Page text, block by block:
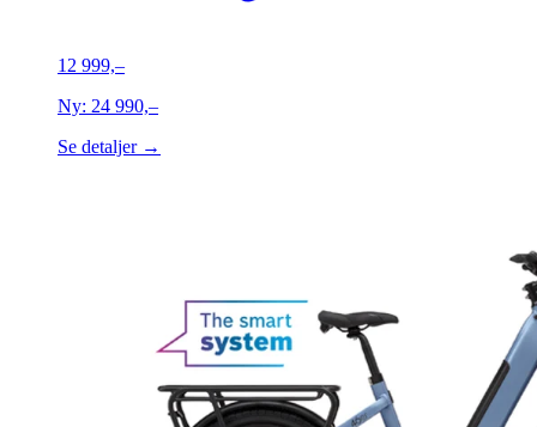
12 999,–
Ny: 24 990,–
Se detaljer →